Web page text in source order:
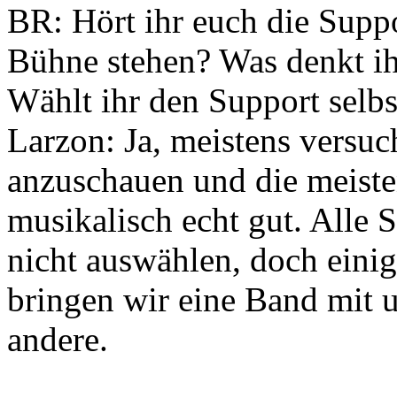
BR: Hört ihr euch die
Bühne stehen? Was denkt
Wählt ihr den Support
Larzon: Ja, meistens
anzuschauen und die
musikalisch echt gut. Alle
nicht auswählen, doch
bringen wir eine Band mit
andere.